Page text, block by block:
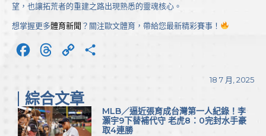
望，也讓拓荒者的重建之路出現熟悉的靈魂核心。
想掌握更多體育新聞 ？關注歐文體育，帶給您最新精彩賽事！
FacebookThreads
Copy
18 7 月, 2025
綜合文章
MLB／逼近張育成台灣第一人紀錄！李
灝宇9下替補代守 老虎8：0完封水手豪
取4連勝